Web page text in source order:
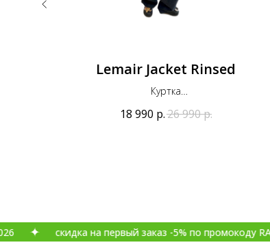
Lemair Jacket Rinsed
Куртка
18 990 р.26 990р.
скидка на первый заказ -5% по промокоду RARE2026